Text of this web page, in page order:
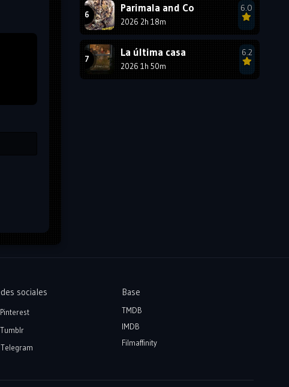
Parimala and Co
2026 2h 18m
6.0
La última casa
2026 1h 50m
6.2
sociales
Pinterest
Tumblr
Telegram
Base
TMDB
IMDB
Filmaffinity